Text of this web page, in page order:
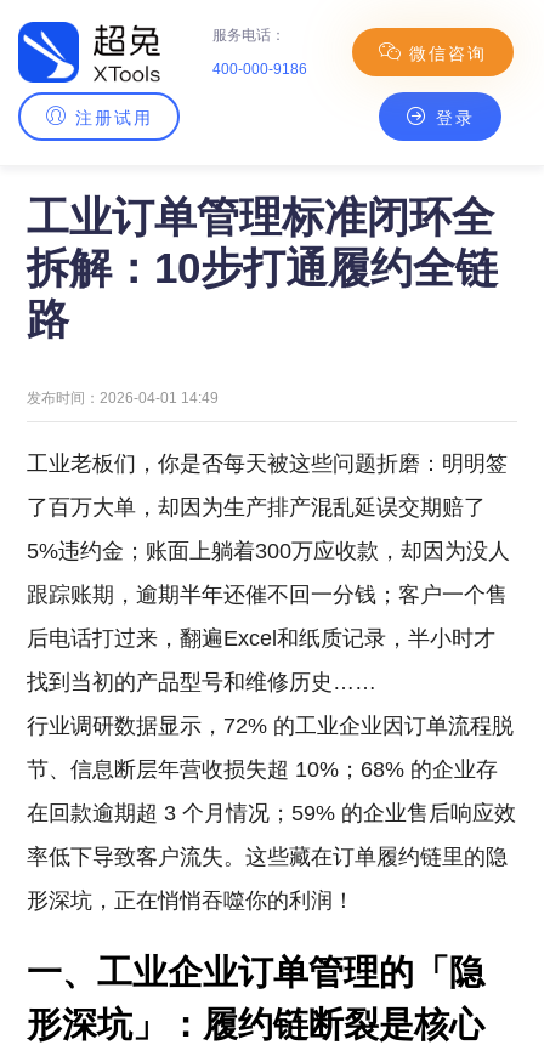
服务电话：
400-000-9186
微信咨询
注册试用 登录
主页>超兔理念> 工业订单管理标准闭环全拆解：10步打通履约全链路
工业订单管理标准闭环全
拆解：10步打通履约全链
路
发布时间：2026-04-01 14:49
工业老板们，你是否每天被这些问题折磨：明明签
了百万大单，却因为生产排产混乱延误交期赔了
5%违约金；账面上躺着300万应收款，却因为没人
跟踪账期，逾期半年还催不回一分钱；客户一个售
后电话打过来，翻遍Excel和纸质记录，半小时才
找到当初的产品型号和维修历史……
行业调研数据显示，72% 的工业企业因订单流程脱
节、信息断层年营收损失超 10%；68% 的企业存
在回款逾期超 3 个月情况；59% 的企业售后响应效
率低下导致客户流失。这些藏在订单履约链里的隐
形深坑，正在悄悄吞噬你的利润！
一、工业企业订单管理的「隐
形深坑」：履约链断裂是核心